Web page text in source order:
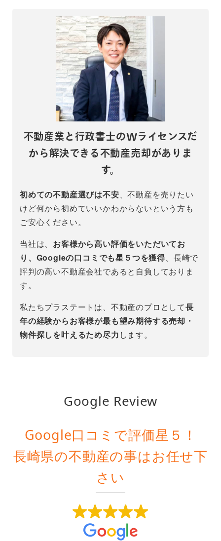
不動産業と行政書士のWライセンスだ
から解決できる不動産売却がありま
す。
初めての不動産選びは不安、不動産を売りたい
けど何から初めていいかわからないという方も
ご安心ください。
当社は、 お客様から高い評価をいただいてお
り、Googleの口コミでも星５つを獲得、長崎で
評判の高い不動産会社であると自負しておりま
す。
私たちプラステートは、不動産のプロとして長
年の経験からお客様が最も望み期待する売却・
物件探しを叶えるため尽力 します。
Google Review
Google口コミで評価星５！
長崎県の不動産の事はお任せ下
さい